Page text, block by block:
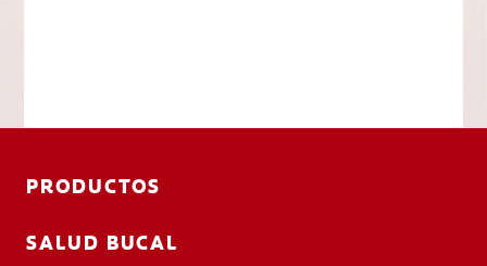
PRODUCTOS
SALUD BUCAL